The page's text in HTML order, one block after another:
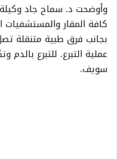
وأوضحت د. سماح جاد وكيلة
كافة المقار
بجانب فرق طبية متنقلة
عملية التبرع. للتبرع بالدم
سويف.